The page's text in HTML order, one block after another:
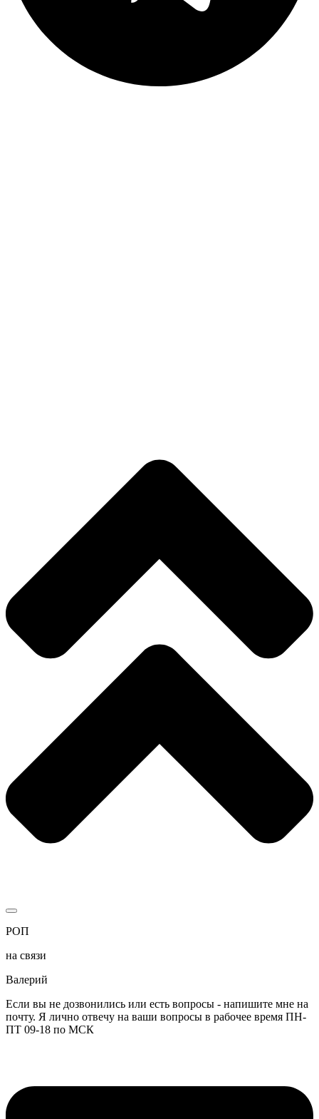
РОП
на связи
Валерий
Если вы не дозвонились или есть вопросы - напишите мне на
почту. Я лично отвечу на ваши вопросы в рабочее время ПН-
ПТ 09-18 по МСК